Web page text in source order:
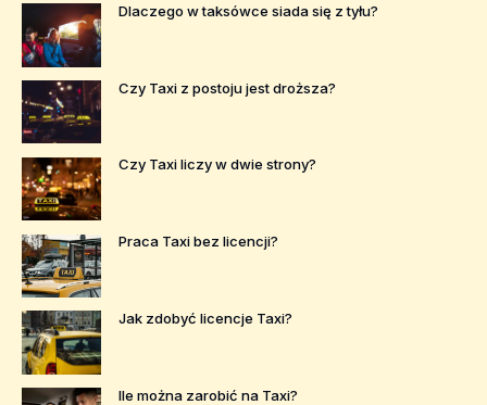
Dlaczego w taksówce siada się z tyłu?
Czy Taxi z postoju jest droższa?
Czy Taxi liczy w dwie strony?
Praca Taxi bez licencji?
Jak zdobyć licencje Taxi?
Ile można zarobić na Taxi?